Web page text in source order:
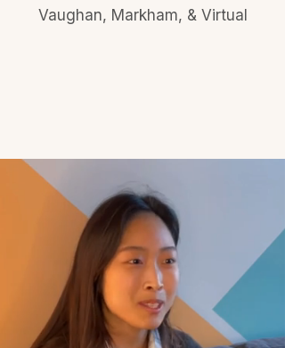
Vaughan, Markham, & Virtual